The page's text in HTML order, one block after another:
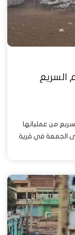
السريع
السريع من عملياتها
الجمعة في قرية